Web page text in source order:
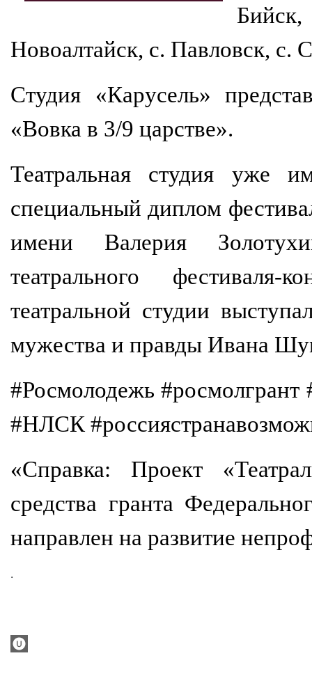
Новоалтайск, с. Павловск, с.
Студия «Карусель»
«Вовка в 3/9 царстве».
Театральная студия уже
специальный диплом
имени Валерия
театрального фестиваля-
театральной студии
мужества и правды Ивана
#Росмолодежь
#НЛСК
«Справка: Проект
средства гранта
направлен на развитие
.